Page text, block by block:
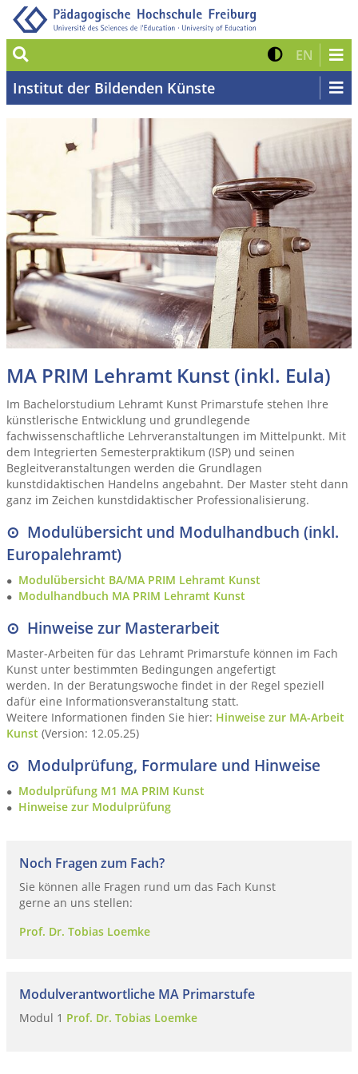
Suche Kontrast
EN Zur
Institut der Bildenden Künste
MA PRIM Lehramt Kunst (inkl. Eula)
Im Bachelorstudium Lehramt Kunst Primarstufe stehen Ihre
künstlerische Entwicklung und grundlegende
fachwissenschaftliche Lehrveranstaltungen im Mittelpunkt. Mit
dem Integrierten Semesterpraktikum (ISP) und seinen
Begleitveranstaltungen werden die Grundlagen
kunstdidaktischen Handelns angebahnt. Der Master steht dann
ganz im Zeichen kunstdidaktischer Professionalisierung.
⊙ Modulübersicht und Modulhandbuch (inkl.
Europalehramt)
Modulübersicht BA/MA PRIM Lehramt Kunst
Modulhandbuch MA PRIM Lehramt Kunst
⊙ Hinweise zur Masterarbeit
Master-Arbeiten für das Lehramt Primarstufe können im Fach
Kunst unter bestimmten Bedingungen angefertigt
werden. In der Beratungswoche findet in der Regel speziell
dafür eine Informationsveranstaltung statt.
Weitere Informationen finden Sie hier: Hinweise zur MA-Arbeit
Kunst (Version: 12.05.25)
⊙ Modulprüfung, Formulare und Hinweise
Modulprüfung M1 MA PRIM Kunst
Hinweise zur Modulprüfung
Noch Fragen zum Fach?
Sie können alle Fragen rund um das Fach Kunst
gerne an uns stellen:
Prof. Dr. Tobias Loemke
Modulverantwortliche MA Primarstufe
Modul 1 Prof. Dr. Tobias Loemke